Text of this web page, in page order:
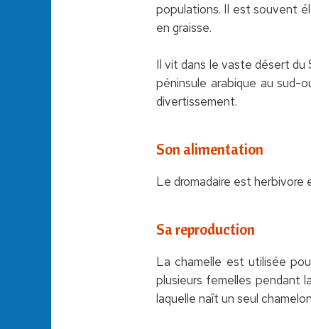
populations. Il est souvent
en graisse.
Il vit dans le vaste désert du
péninsule arabique au sud-
divertissement.
Son alimentation
Le dromadaire est herbivore
Sa reproduction
La chamelle est utilisée
plusieurs femelles pendant
laquelle naît un seul